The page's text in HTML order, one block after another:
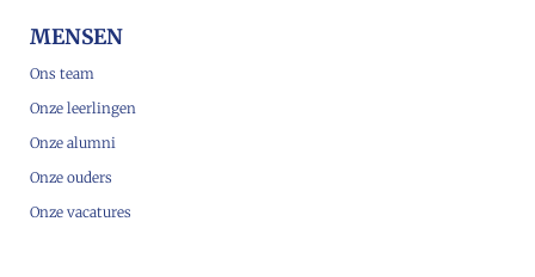
MENSEN
Ons team
Onze leerlingen
Onze alumni
Onze ouders
Onze vacatures